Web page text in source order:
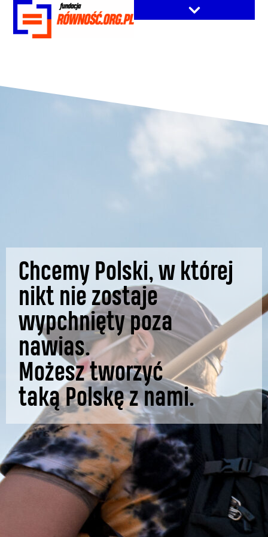
Chcemy Polski, w której
nikt nie zostaje
wypchnięty poza
nawias.
Możesz tworzyć
takąPolskę z nami.